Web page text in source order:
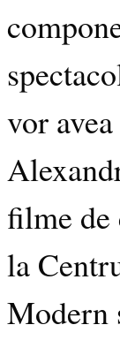
vor
filme
la
Modern